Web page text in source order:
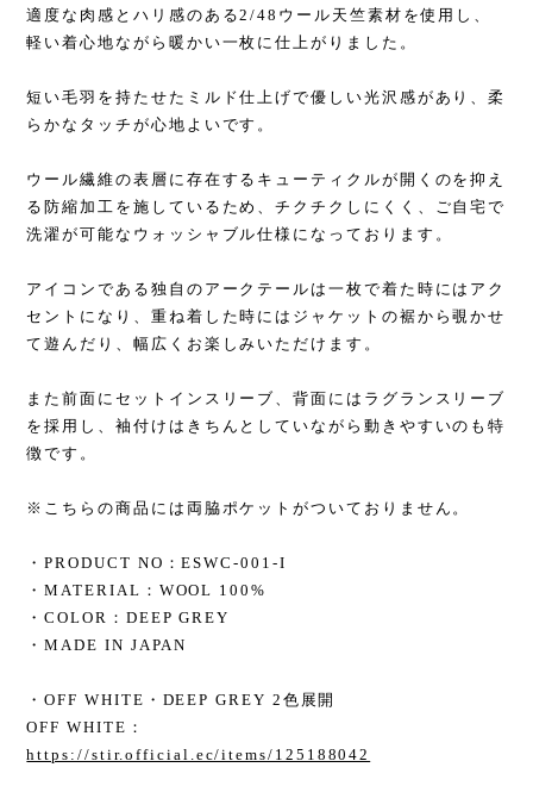
適度な肉感とハリ感のある2/48ウール天竺素材を使用し、
軽い着心地ながら暖かい一枚に仕上がりました。
短い毛羽を持たせたミルド仕上げで優しい光沢感があり、柔
らかなタッチが心地よいです。
ウール繊維の表層に存在するキューティクルが開くのを抑え
る防縮加工を施しているため、チクチクしにくく、ご自宅で
洗濯が可能なウォッシャブル仕様になっております。
アイコンである独自のアークテールは一枚で着た時にはアク
セントになり、重ね着した時にはジャケットの裾から覗かせ
て遊んだり、幅広くお楽しみいただけます。
また前面にセットインスリーブ、背面にはラグランスリーブ
を採用し、袖付けはきちんとしていながら動きやすいのも特
徴です。
※こちらの商品には両脇ポケットがついておりません。
・PRODUCT NO：ESWC-001-I
・MATERIAL：WOOL 100%
・COLOR：DEEP GREY
・MADE IN JAPAN
・OFF WHITE・DEEP GREY 2色展開
OFF WHITE：
https://stir.official.ec/items/125188042